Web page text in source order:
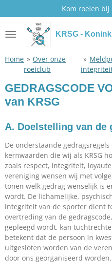
direct
naar
de
Kom roeien bij
Home » Over onze
roeiclub
»
GEDRAGSCODE
van KRSG
A. Doelstelling van de
De onderstaande
kernwaarden die wij als KRSG
zoals respect, integriteit,
vereniging wensen wij met
tonen welk gedrag wenselijk is
wordt. De lichamelijke,
integriteit van de sporter dient
overtreding van de
gepleegd wordt, kan
betekent dat de persoon in
uitgesloten worden van de
door ons georganiseerd worden.